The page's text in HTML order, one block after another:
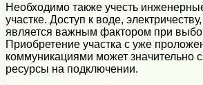
Необходимо также учесть
участке. Доступ к воде,
является важным фактором при
Приобретение участка с уже
коммуникациями может значительно
ресурсы на подключении.